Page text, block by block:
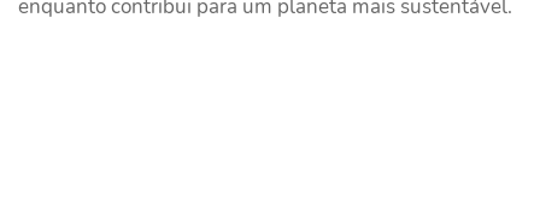
enquanto contribui para um planeta mais sustentável.